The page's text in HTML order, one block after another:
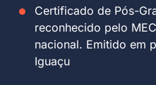
Certificado de Pós-
reconhecido pelo
nacional. Emitido em
Iguaçu